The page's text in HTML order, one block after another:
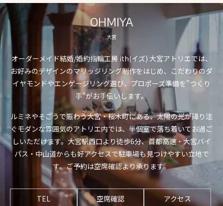
OHMIYA
大宮
オーダーメイド結婚/婚約指輪工房 ith(イズ) 大宮アトリエでは、
お好みのデザインのマリッジリング制作をはじめ、こだわりのダ
イヤモンドやエンゲージリング選び、プロポーズ準備を”つくり
手”がお手伝いします。
ルミネやそごうで賑わう大宮・桜木町にある、太陽の光が降り注
ぐモダンな雰囲気のアトリエ内では、半個室で落ち着いてお過ご
しいただけます。大宮駅西口より徒歩6分、首都高速・大宮バイ
パス・中山道からも好アクセスで駐車場も見つけやすい立地で
す。ご予約は空席確認より承ります。
TEL 空席確認 アクセス